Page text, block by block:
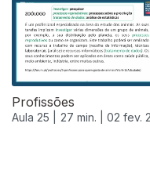
Profissões
Aula 25 | 27 min. | 02 fev.